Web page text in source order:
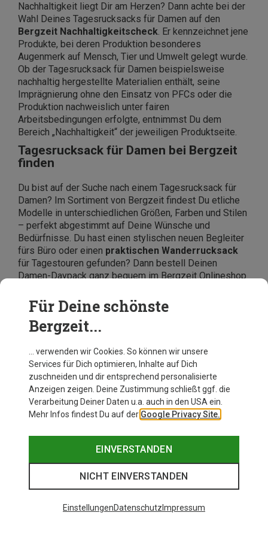
Nachhaltigkeit liegt Dir am Herzen? Dann achte bei der
Wahl Deines Tagesrucksacks für Damen auf den
Bergzeit Nachhaltigkeitscheck. Er kennzeichnet jene
Produkte, bei deren Produktion besonderes
Augenmerk auf Mensch, Tier und Umwelt gelegt wurde.
Ob der Tagesrucksack für Damen beispielsweise
nachhaltig hergestellte Materialien enthält, seine
Imprägnierung ohne den Einsatz von PFCs oder die
Produktion nachweislich unter fairen
Arbeitsbedingungen erfolgte, entnimmst Du dem
Bereich „Nachhaltigkeit“ der jeweiligen Produktseite.
Tagesrucksack für Damen bei Bergzeit
finden
Du bist auf der Suche nach einem Tagesrucksack für
Damen? Im Sortiment von Bergzeit findest Du etliche
Modelle in unterschiedlichen Größen, Farben und Stilen
– perfekt abgestimmt auf Deine Wünsche und
Bedürfnisse. Du hast einen stylischen neuen Begleiter
fürs Büro oder einen praktischen Wanderrucksack
für Tagestouren gefunden? Dann bestell Deinen
Damen-Daypack ganz bequem im Bergzeit Onlineshop
und Wünschen rund um Rucksäcke für Frauen stehen
Dir unsere kompetenten Mitarbeiter unseres
Kundenservice telefonisch oder über das
Kontaktformular zur Verfügung.
Für Deine schönste
Bergzeit...
… verwenden wir Cookies. So können wir unsere
Services für Dich optimieren, Inhalte auf Dich
zuschneiden und dir entsprechend personalisierte
Anzeigen zeigen. Deine Zustimmung schließt ggf. die
Verarbeitung Deiner Daten u.a. auch in den USA ein.
Mehr Infos findest Du auf der Google Privacy Site.
EINVERSTANDEN
NICHT EINVERSTANDEN
EinstellungenDatenschutz Impressum